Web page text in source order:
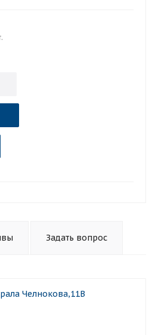
Задать вопрос
Челнокова,11В